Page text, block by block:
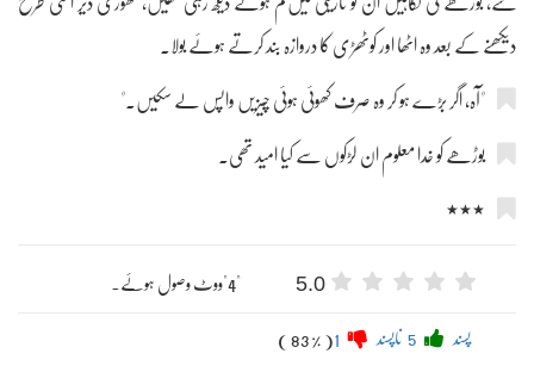
دیکھنے کے بعد وہ اٹھا اور کوٹھڑی کا دروازہ بند کرتے ہوئے بولا۔
"آہ، اگر بڑے ہو کر وہ صرف کھوئی ہوئی چیزیں واپس لے سکیں۔"
بوڑھے کو خدا معلوم ان لڑکوں سے کیا امید تھی۔
٭٭٭
5.0 "4"ووٹ وصول ہوئے۔
پسند ناپسند ( 83 % )